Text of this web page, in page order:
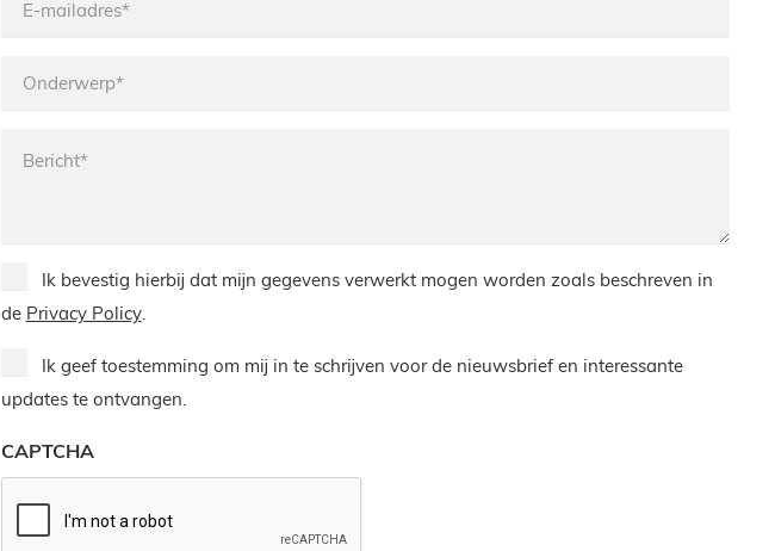
Onderwerp*
Privacy
Policy
Ik bevestig hierbij dat mijn gegevens verwerkt mogen worden zoals beschreven in
de Privacy Policy.
Newsletter
Ik geef toestemming om mij in te schrijven voor de nieuwsbrief en interessante
updates te ontvangen.
CAPTCHA